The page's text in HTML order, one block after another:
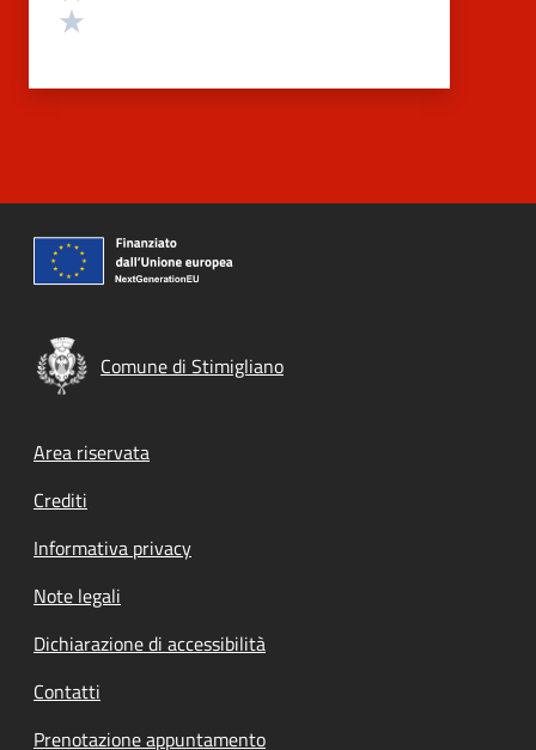
Comune di Stimigliano
Footer menu
Area riservata
Crediti
Informativa privacy
Note legali
Dichiarazione di accessibilità
Contatti
Prenotazione appuntamento